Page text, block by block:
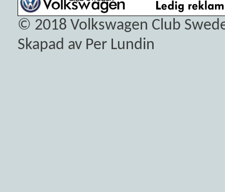
© 2018 Volkswagen Club
Skapad av Per Lundin